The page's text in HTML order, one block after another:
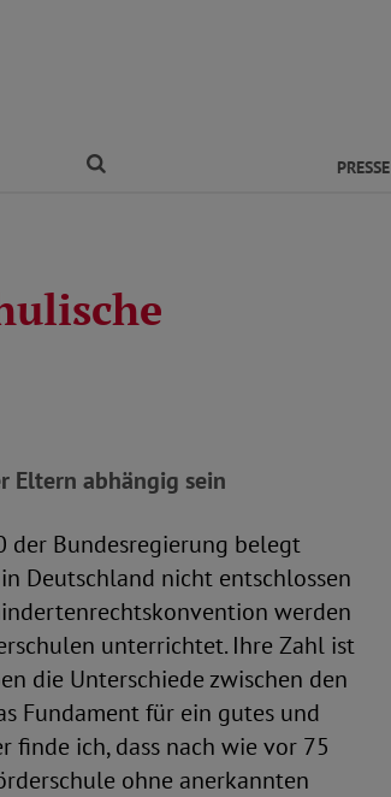
PRESSE
Eltern abhängig sein
der Bundesregierung belegt
Deutschland nicht entschlossen
werden
unterrichtet. Ihre Zahl ist
die Unterschiede zwischen den
Fundament für ein gutes und
finde ich, dass nach wie vor 75
ohne anerkannten